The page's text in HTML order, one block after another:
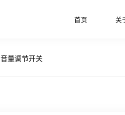
首页 关
音量调节开关